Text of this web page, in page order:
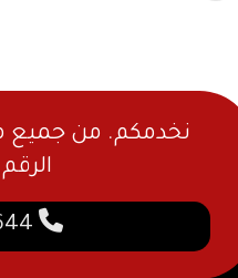
نخدمكم. من جميع